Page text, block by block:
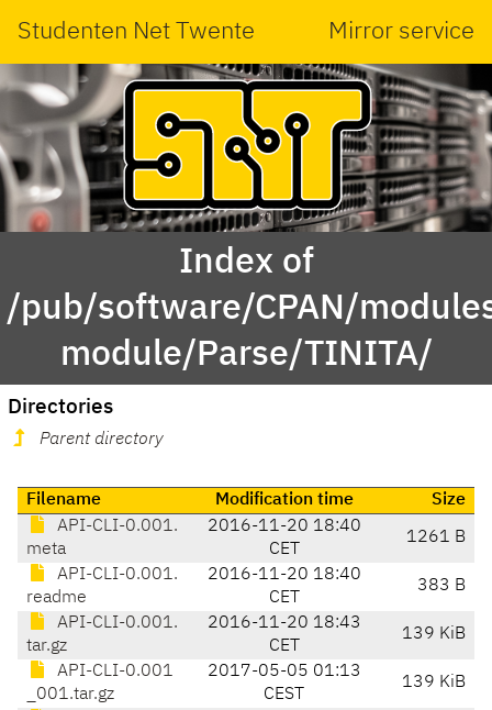
Studenten Net Twente Mirror service
Index of
/pub/software/CPAN/
module/Parse/TINITA/
Directories
Parent directory
Filename Modification time
Size
API-CLI-0.001.
meta
2016-11-20 18:40
CET
1261 B
API-CLI-0.001.
readme
2016-11-20 18:40
CET
383 B
API-CLI-0.001.
tar.gz
2016-11-20 18:43
CET
139 KiB
API-CLI-0.001
_001.tar.gz
2017-05-05 01:13
CEST
139 KiB